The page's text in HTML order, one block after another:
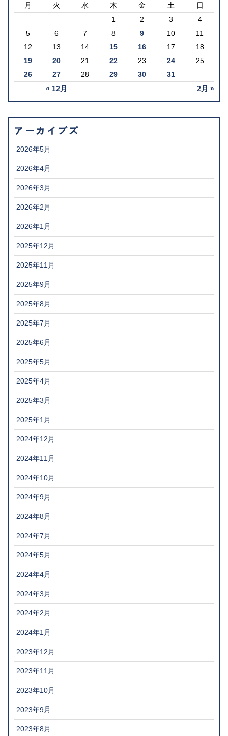
月 火 水 木 金 土 日
« 12月 2月 »
1 2 3
4
5
6 7 8 9 10
11
12
13 14 15 16 17
18
19
20 21 22 23 24
25
26
27 28 29 30 31
アーカイブズ
2026年5月
2026年4月
2026年3月
2026年2月
2026年1月
2025年12月
2025年11月
2025年9月
2025年8月
2025年7月
2025年6月
2025年5月
2025年4月
2025年3月
2025年1月
2024年12月
2024年11月
2024年10月
2024年9月
2024年8月
2024年7月
2024年5月
2024年4月
2024年3月
2024年2月
2024年1月
2023年12月
2023年11月
2023年10月
2023年9月
2023年8月